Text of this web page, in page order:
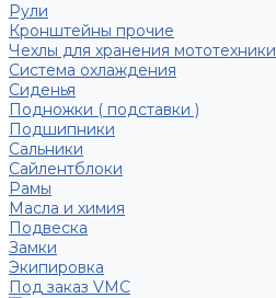
Рули
Кронштейны прочие
Чехлы для хранения мототехники
Система охлаждения
Сиденья
Подножки ( подставки )
Подшипники
Сальники
Сайлентблоки
Рамы
Масла и химия
Подвеска
Замки
Экипировка
Под заказ VMC